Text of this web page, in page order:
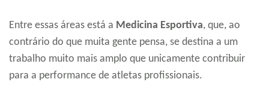
Entre essas áreas está a Medicina Esportiva, que, ao
contrário do que muita gente pensa, se destina a um
trabalho muito mais amplo que unicamente contribuir
para a performance de atletas profissionais.